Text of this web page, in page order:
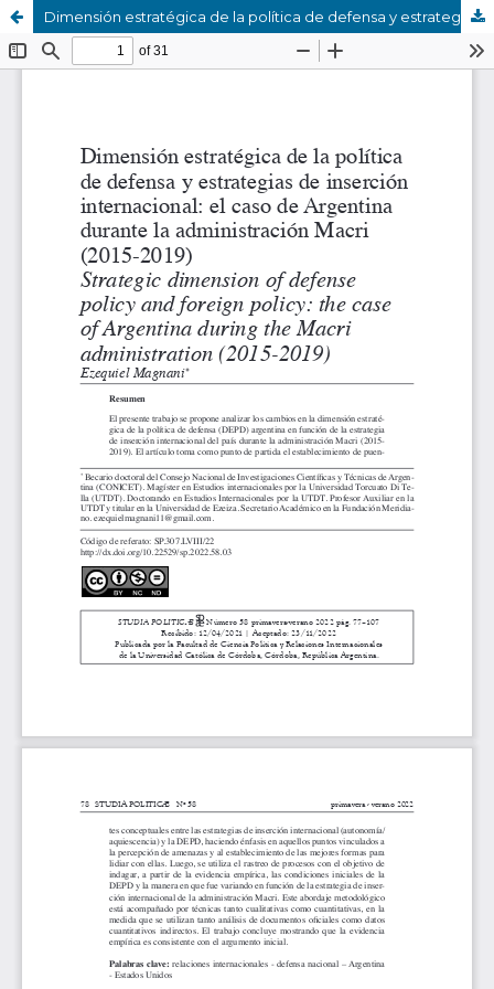
Dimensión estratégica de la política de defensa y estrategias de inserción internacional: el caso de Argentina durante la administración Macri (2015-2019)